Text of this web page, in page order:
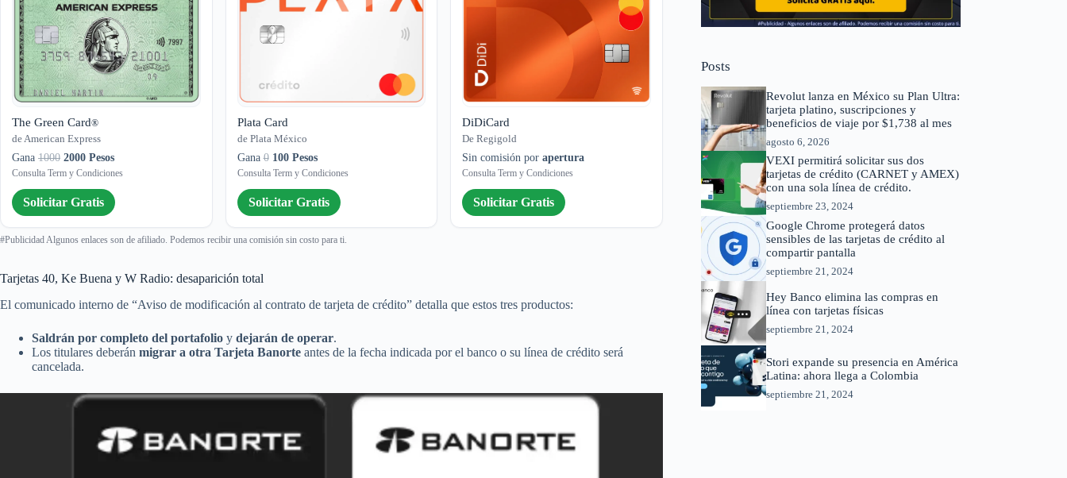
The Green Card®
de American Express
Gana 1000 2000 Pesos
Consulta Term y Condiciones
Solicitar Gratis
Plata Card
de Plata México
Gana0 100 Pesos
Consulta Term y Condiciones
Solicitar Gratis
DiDiCard
De Regigold
Sin comisión porapertura
Consulta Term y Condiciones
Solicitar Gratis
#Publicidad Algunos enlaces son de afiliado. Podemos recibir una comisión sin costo para ti.
Tarjetas 40, Ke Buena y W Radio: desaparición total
El comunicado interno de “Aviso de modificación al contrato de tarjeta de crédito” detalla que estos tres productos:
Saldrán por completo del portafolio y dejarán de operar.
Los titulares deberán migrar a otra Tarjeta Banorte antes de la fecha indicada por el banco o su línea de crédito será
cancelada.
Posts
Revolut lanza en México su Plan Ultra:
tarjeta platino, suscripciones y
beneficios de viaje por $1,738 al mes
agosto 6, 2026
VEXI permitirá solicitar sus dos
tarjetas de crédito (CARNET y AMEX)
con una sola línea de crédito.
septiembre 23, 2024
Google Chrome protegerá datos
sensibles de las tarjetas de crédito al
compartir pantalla
septiembre 21, 2024
Hey Banco elimina las compras en
línea con tarjetas físicas
septiembre 21, 2024
Stori expande su presencia en América
Latina: ahora llega a Colombia
septiembre 21, 2024